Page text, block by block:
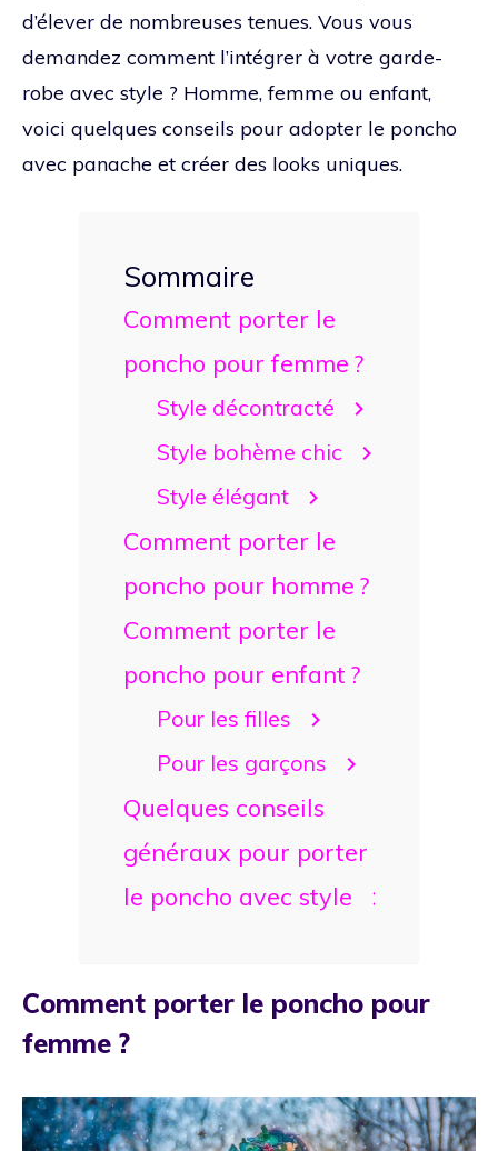
d’élever de nombreuses tenues. Vous vous
demandez comment l’intégrer à votre garde-
robe avec style ? Homme, femme ou enfant,
voici quelques conseils pour adopter le poncho
avec panache et créer des looks uniques.
Sommaire
Comment porter le
poncho pour femme ?
Style décontracté
Style bohème chic
Style élégant
Comment porter le
poncho pour homme ?
Comment porter le
poncho pour enfant ?
Pour les filles
Pour les garçons
Quelques conseils
généraux pour porter
le poncho avec style
Comment porter le poncho pour
femme ?